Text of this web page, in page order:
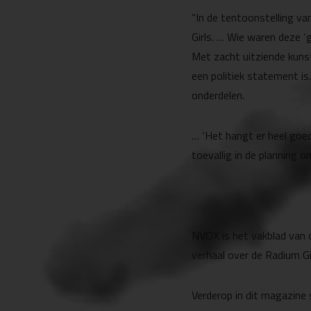
“In de tentoonstelling
Girls. … Wie waren deze
Met zacht uitziende
een politiek statement
onderdelen.
… ‘Het hangt er heel
toevallig in de planning
NVOX is het vakblad
verhaal over de Radium
Verderop in dit magazine